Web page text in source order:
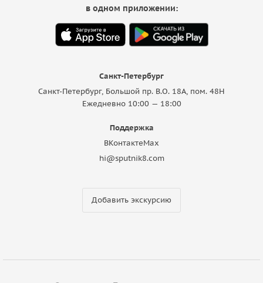
Санкт-Петербург
Санкт-Петербург, Большой пр. В.О. 18A, пом. 48Н
Ежедневно 10:00 — 18:00
Поддержка
ВКонтактеMax
hi@sputnik8.com
Добавить экскурсию
в одном приложении: